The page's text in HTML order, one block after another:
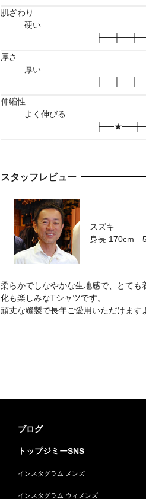
肌ざわり
硬い
厚さ
厚い
伸縮性
よく伸びる
スタッフレビュー
スズキ
身長 170cm
柔らかでしなやかな生地感で、とて
化も楽しみなTシャツです。
頑丈な縫製で長年ご愛用いただけます
ブログ
トップジミーSNS
インスタグラム メンズ
インスタグラム ウィメンズ